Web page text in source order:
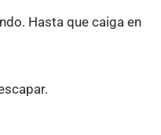
Hasta que caiga en